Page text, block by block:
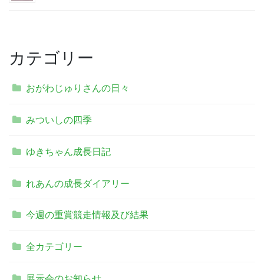
カテゴリー
おがわじゅりさんの日々
みついしの四季
ゆきちゃん成長日記
れあんの成長ダイアリー
今週の重賞競走情報及び結果
全カテゴリー